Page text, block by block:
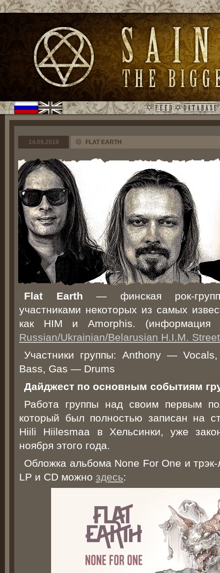
14.09.2018 FLAT EARTH
Flat Earth — финская рок-
участниками некоторых из самых
как HIM и Amorphis.
Russian/Ukrainian/Belarusian H.I.M.
Участники группы: Anthony —
Bass, Gas — Drums
Дайджест по основным событиям
Работа группы над своим первым
который был полностью записан на
Hiili Hiilesmaa в Хельсинки, уже
ноября этого года.
Обложка альбома None For One и трэк-
LP и CD можно здесь: